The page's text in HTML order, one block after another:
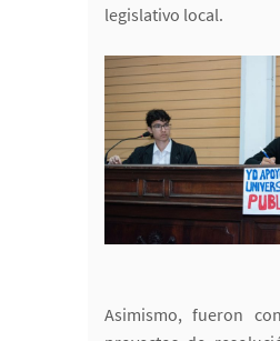
legislativo local.
Asimismo, fueron